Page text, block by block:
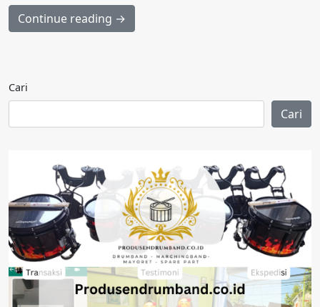
Continue reading →
Cari
Cari